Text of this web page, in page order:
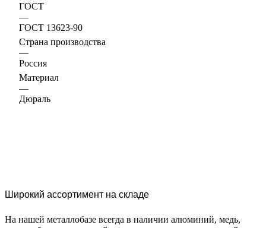
ГОСТ
—
ГОСТ 13623-90
Страна производства
—
Россия
Материал
—
Дюраль
Широкий ассортимент на складе
На нашей металлобазе всегда в наличии алюминий, медь,